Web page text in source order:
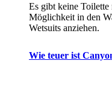
Es gibt keine Toilette
Möglichkeit in den
Wetsuits anziehen.
Wie teuer ist